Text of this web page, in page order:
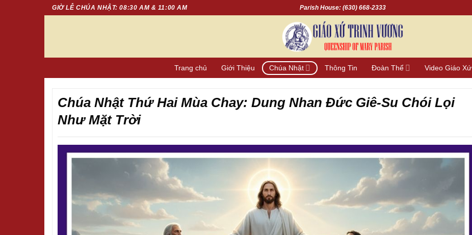
Chuyển
đến
GIỜ LỄ CHÚA NHẬT: 08:30 AM & 11:00 AM Parish House: (630) 668-2333
Trang chủ Giới Thiệu Chúa Nhật Thông Tin Đoàn Thể Video Giáo Xứ
Chúa Nhật Thứ Hai Mùa Chay: Dung Nhan Đức Giê-Su Chói Lọi
Như Mặt Trời